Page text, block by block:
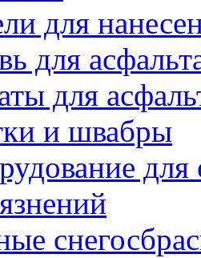
для
для
для
и швабры
для